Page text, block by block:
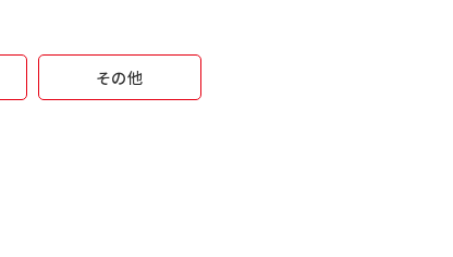
その他